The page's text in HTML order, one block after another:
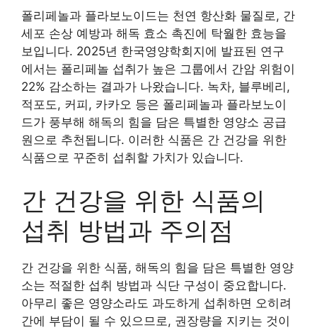
폴리페놀과 플라보노이드는 천연 항산화 물질로, 간
세포 손상 예방과 해독 효소 촉진에 탁월한 효능을
보입니다. 2025년 한국영양학회지에 발표된 연구
에서는 폴리페놀 섭취가 높은 그룹에서 간암 위험이
22% 감소하는 결과가 나왔습니다. 녹차, 블루베리,
적포도, 커피, 카카오 등은 폴리페놀과 플라보노이
드가 풍부해 해독의 힘을 담은 특별한 영양소 공급
원으로 추천됩니다. 이러한 식품은 간 건강을 위한
식품으로 꾸준히 섭취할 가치가 있습니다.
간 건강을 위한 식품의
섭취 방법과 주의점
간 건강을 위한 식품, 해독의 힘을 담은 특별한 영양
소는 적절한 섭취 방법과 식단 구성이 중요합니다.
아무리 좋은 영양소라도 과도하게 섭취하면 오히려
간에 부담이 될 수 있으므로, 권장량을 지키는 것이